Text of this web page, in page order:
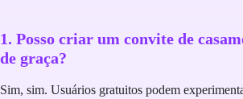
1. Posso criar um convite de
de graça?
Sim, sim. Usuários gratuitos podem